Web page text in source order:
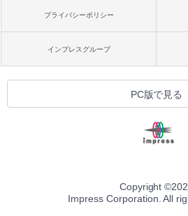
プライバシーポリシー
インプレスグループ
PC版で見る
Copyright ©
Impress Corporation. All